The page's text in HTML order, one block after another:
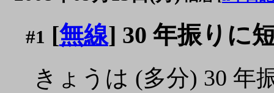
#1 [無線] 30 年振りに
きょうは (多分) 30 年